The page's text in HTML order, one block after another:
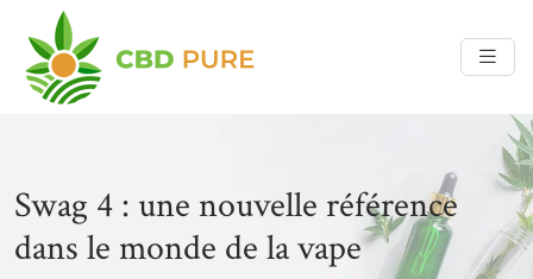
Swag 4 : une nouvelle référence
dans le monde de la vape